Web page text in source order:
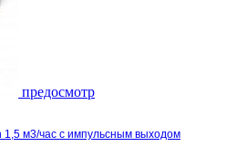
предосмотр
1,5 м3/час с импульсным выходом